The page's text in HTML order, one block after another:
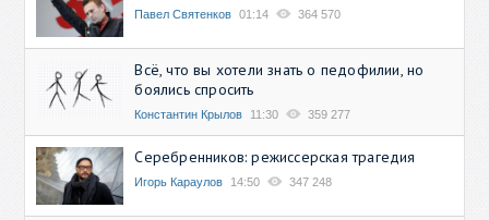
Павел Святенков 01:14 364 570
Всё, что вы хотели знать о педофилии, но
боялись спросить
Константин Крылов 11:30 359 277
Серебренников: режиссерская трагедия
Игорь Караулов 14:50 347 248